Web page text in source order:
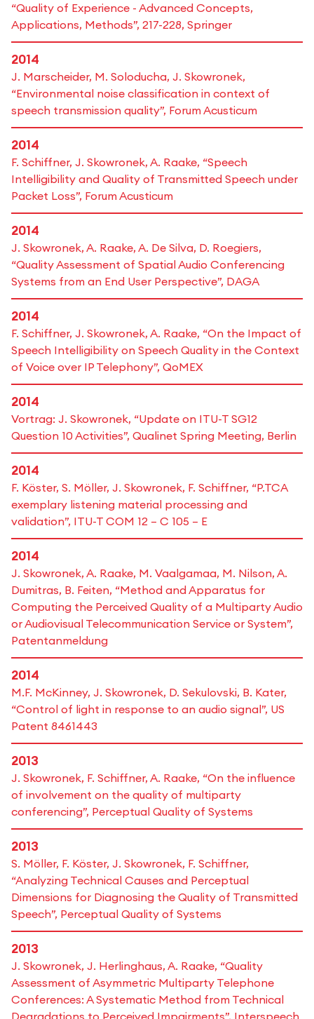
“Quality of Experience - Advanced Concepts,
Applications, Methods”, 217-228, Springer
2014
J. Marscheider, M. Soloducha, J. Skowronek,
“Environmental noise classification in context of
speech transmission quality”, Forum Acusticum
2014
F. Schiffner, J. Skowronek, A. Raake, “Speech
Intelligibility and Quality of Transmitted Speech under
Packet Loss”, Forum Acusticum
2014
J. Skowronek, A. Raake, A. De Silva, D. Roegiers,
“Quality Assessment of Spatial Audio Conferencing
Systems from an End User Perspective”, DAGA
2014
F. Schiffner, J. Skowronek, A. Raake, “On the Impact of
Speech Intelligibility on Speech Quality in the Context
of Voice over IP Telephony”, QoMEX
2014
Vortrag: J. Skowronek, “Update on ITU-T SG12
Question 10 Activities”, Qualinet Spring Meeting, Berlin
2014
F. Köster, S. Möller, J. Skowronek, F. Schiffner, “P.TCA
exemplary listening material processing and
validation”, ITU-T COM 12 – C 105 – E
2014
J. Skowronek, A. Raake, M. Vaalgamaa, M. Nilson, A.
Dumitras, B. Feiten, “Method and Apparatus for
Computing the Perceived Quality of a Multiparty Audio
or Audiovisual Telecommunication Service or System”,
Patentanmeldung
2014
M.F. McKinney, J. Skowronek, D. Sekulovski, B. Kater,
“Control of light in response to an audio signal”, US
Patent 8461443
2013
J. Skowronek, F. Schiffner, A. Raake, “On the influence
of involvement on the quality of multiparty
conferencing”, Perceptual Quality of Systems
2013
S. Möller, F. Köster, J. Skowronek, F. Schiffner,
“Analyzing Technical Causes and Perceptual
Dimensions for Diagnosing the Quality of Transmitted
Speech”, Perceptual Quality of Systems
2013
J. Skowronek, J. Herlinghaus, A. Raake, “Quality
Assessment of Asymmetric Multiparty Telephone
Conferences: A Systematic Method from Technical
Degradations to Perceived Impairments”, Interspeech